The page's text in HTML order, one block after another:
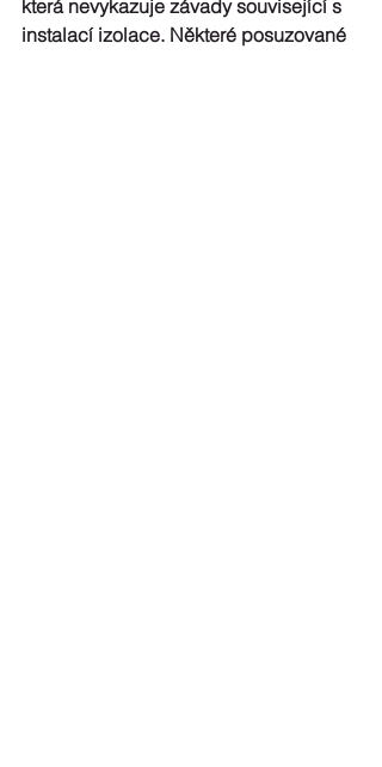
která nevykazuje závady související s
instalací izolace. Některé posuzované